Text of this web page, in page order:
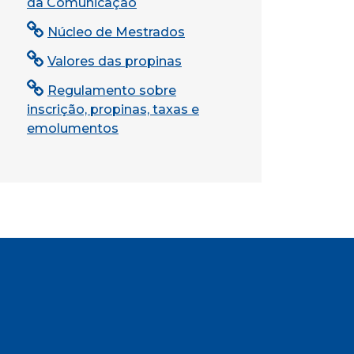
Núcleo de Mestrados
Valores das propinas
Regulamento sobre
inscrição, propinas, taxas e
emolumentos